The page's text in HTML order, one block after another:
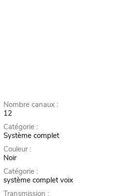
Nombre canaux :
12
Catégorie :
Système complet
Couleur :
Noir
Catégorie :
système complet voix
Transmission :